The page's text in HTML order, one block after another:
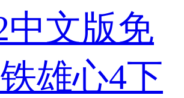
中文版免
雄心4下